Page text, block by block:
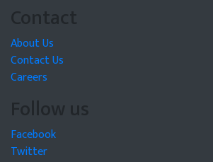
Contact
About Us
Contact Us
Careers
Follow us
Facebook
Twitter